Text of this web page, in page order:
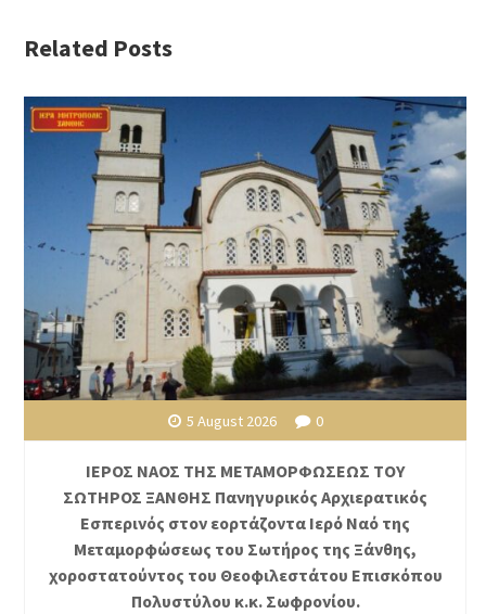
Related Posts
5 August 2026 0
ΙΕΡΟΣ ΝΑΟΣ ΤΗΣ ΜΕΤΑΜΟΡΦΩΣΕΩΣ ΤΟΥ
ΣΩΤΗΡΟΣ ΞΑΝΘΗΣ Πανηγυρικός Αρχιερατικός
Εσπερινός στον εορτάζοντα Ιερό Ναό της
Μεταμορφώσεως του Σωτήρος της Ξάνθης,
χοροστατούντος του Θεοφιλεστάτου Επισκόπου
Πολυστύλου κ.κ. Σωφρονίου.